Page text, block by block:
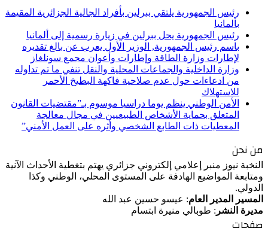
رئيس الجمهورية يلتقي ببرلين بأفراد الجالية الجزائرية المقيمة
بألمانيا
رئيس الجمهورية يحل ببرلين في زيارة رسمية إلى ألمانيا
باسم رئيس الجمهورية, الوزير الأول يعرب عن بالغ تقديره
لإطارات وزارة الطاقة وإطارات وأعوان مجمع سونلغاز
وزارة الداخلية والجماعات المحلية والنقل تنفي ما تم تداوله
من ادعاءات حول عدم صلاحية فاكهة البطيخ الأحمر
للاستهلاك
الأمن الوطني ينظم يوما دراسيا موسوم بـ”مقتضيات القانون
المتعلق بحماية الأشخاص الطبيعيين في مجال معالجة
المعطيات ذات الطابع الشخصي وأثره على العمل الأمني”
من نحن
النخبة نيوز منبر إعلامي إلكتروني جزائري يهتم بتغطية الأحداث الآنية
ومتابعة المواضيع الهادفة على المستوى المحلي، الوطني وكذا
الدولي.
المسير المدير العام: عيسو حسين عبد الله
مديرة النشر : طوبالي منيرة ابتسام
صفحات